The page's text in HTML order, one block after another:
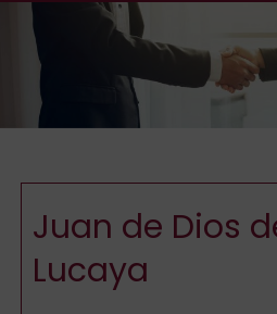
Juan de Dios
Lucaya